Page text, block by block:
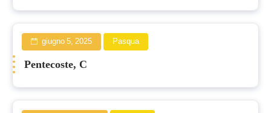
giugno 5, 2025 Pasqua
Pentecoste, C